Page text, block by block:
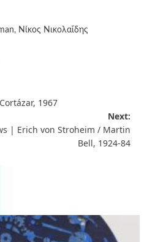
, Νίκος Νικολαΐδης
1967
Next:
| Erich von Stroheim / Martin
Bell, 1924-84